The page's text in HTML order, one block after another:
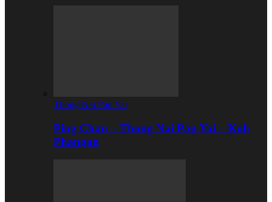
Thong Nai Pan Yai
Ping Chan – Thong Nai Pan Yai – Koh
Phangan